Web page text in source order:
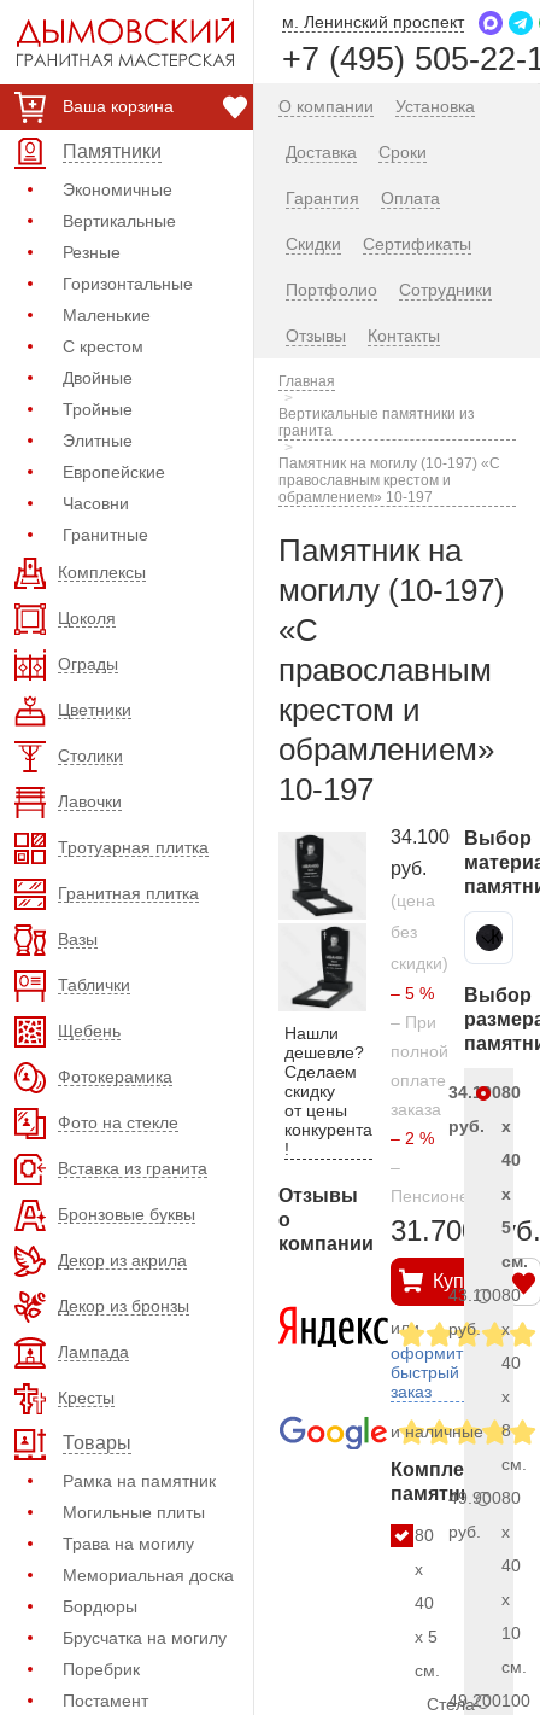
Ваша корзина
Памятники
Экономичные
Вертикальные
Резные
Горизонтальные
Маленькие
С крестом
Двойные
Тройные
Элитные
Европейские
Часовни
Гранитные
Комплексы
Цоколя
Ограды
Цветники
Столики
Лавочки
Тротуарная плитка
Гранитная плитка
Вазы
Таблички
Щебень
Фотокерамика
Фото на стекле
Вставка из гранита
Бронзовые буквы
Декор из акрила
Декор из бронзы
Лампада
Кресты
Товары
Рамка на памятник
Могильные плиты
Трава на могилу
Мемориальная доска
Бордюры
Брусчатка на могилу
Поребрик
Постамент
м. Ленинский проспект
+7 (495) 505-22-
О компании Установка
Доставка Сроки
Гарантия Оплата
Скидки Сертификаты
Портфолио Сотрудники
Отзывы Контакты
Главная
Вертикальные памятники из
гранита
Памятник на могилу (10-197) «С
православным крестом и
обрамлением» 10-197
Памятник на
могилу (10-197)
«С
православным
крестом и
обрамлением»
10-197
Нашли
дешевле?
Сделаем
скидку
от цены
конкурента
!
Отзывы
о
компании
34.100
руб.
(цена
без
скидки)
– 5 %
– При
полной
оплате
заказа
– 2 %
–
Пенсионерам
31.700 руб.
Купить
или
оформить
быстрый
заказ
и наличные
Комплект
памятника
80
x
40
x 5
см.
Стела
Выбор
Карельский гранит
Выбор
34.100
руб.
80
x
40
x
5
см.
43.100
руб.
80
x
40
x
8
см.
49.900
руб.
80
x
40
x
10
см.
49.200100